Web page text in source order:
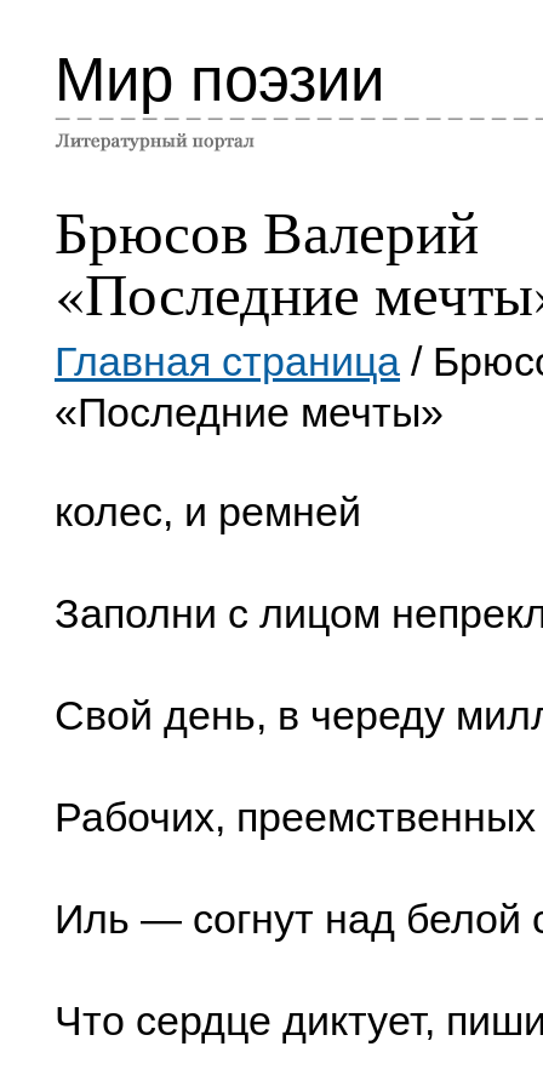
Мир поэзии
Брюсов Валерий
«Последние
Главная страница /
«Последние мечты»
колес, и ремней
Заполни с лицом
Свой день, в череду
Рабочих,
Иль — согнут над белой
Что сердце диктует,